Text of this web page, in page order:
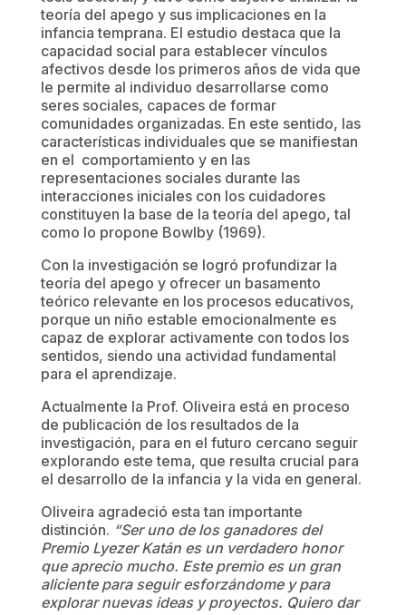
teoría del apego y sus implicaciones en la
infancia temprana. El estudio destaca que la
capacidad social para establecer vínculos
afectivos desde los primeros años de vida que
le permite al individuo desarrollarse como
seres sociales, capaces de formar
comunidades organizadas. En este sentido, las
características individuales que se manifiestan
en el comportamiento y en las
representaciones sociales durante las
interacciones iniciales con los cuidadores
constituyen la base de la teoría del apego, tal
como lo propone Bowlby (1969).
Con la investigación se logró profundizar la
teoría del apego y ofrecer un basamento
teórico relevante en los procesos educativos,
porque un niño estable emocionalmente es
capaz de explorar activamente con todos los
sentidos, siendo una actividad fundamental
para el aprendizaje.
Actualmente la Prof. Oliveira está en proceso
de publicación de los resultados de la
investigación, para en el futuro cercano seguir
explorando este tema, que resulta crucial para
el desarrollo de la infancia y la vida en general.
Oliveira agradeció esta tan importante
distinción. “Ser uno de los ganadores del
Premio Lyezer Katán es un verdadero honor
que aprecio mucho. Este premio es un gran
aliciente para seguir esforzándome y para
explorar nuevas ideas y proyectos. Quiero dar